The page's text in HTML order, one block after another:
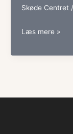
Skøde Centret /
Ideel
det?
Læs mere »